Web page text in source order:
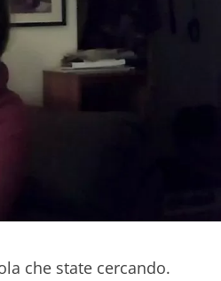
che state cercando.